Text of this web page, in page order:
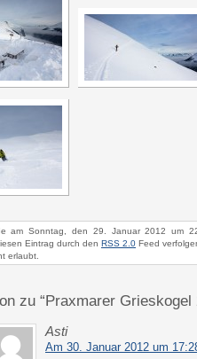
am Sonntag, den 29. Januar 2012 um
Eintrag durch den RSS 2.0 Feed
erlaubt.
zu “Praxmarer Grieskogel
Asti
Am 30. Januar 2012 um